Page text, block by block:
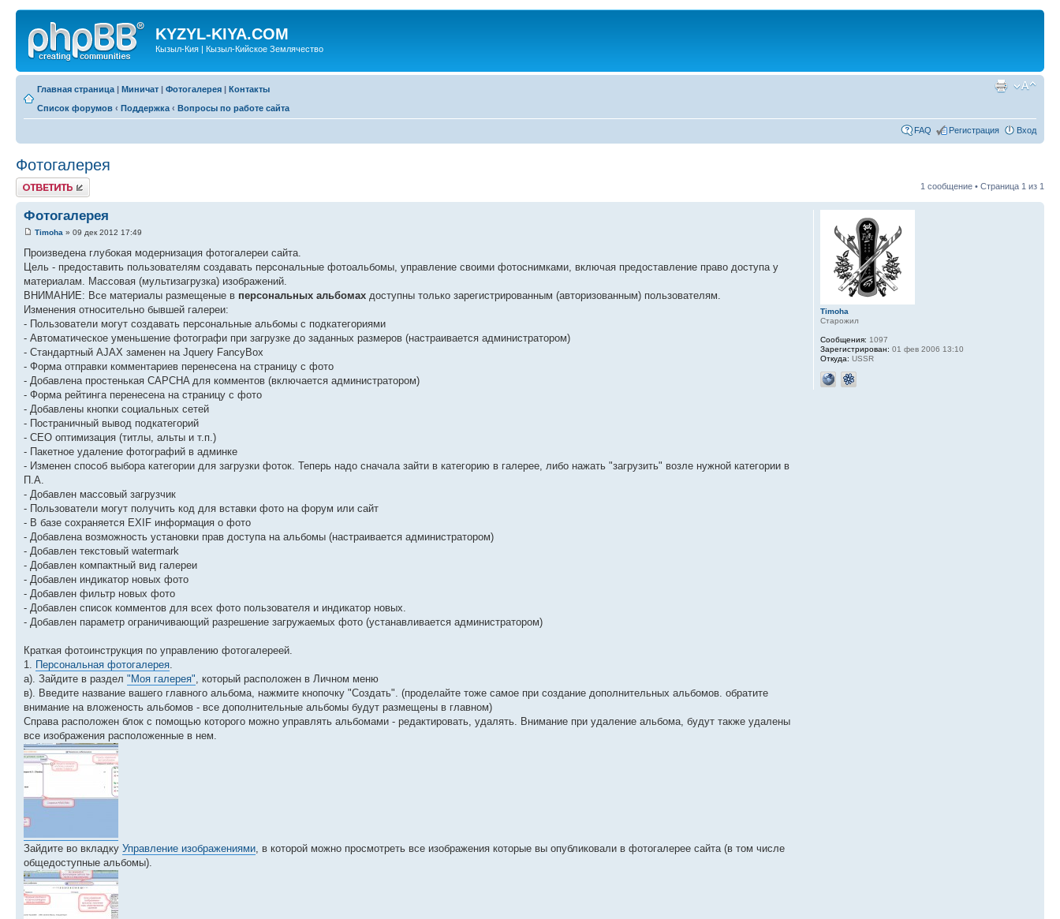
KYZYL-KIYA.COM
Кызыл-Кия | Кызыл-Кийское Землячество
Главная страница | Миничат | Фотогалерея | Контакты
Список форумов ‹ Поддержка ‹ Вопросы по работе сайта
FAQ Регистрация Вход
Фотогалерея
Ответить 1 сообщение • Страница 1 из 1
Фотогалерея
Timoha » 09 дек 2012 17:49
Произведена глубокая модернизация фотогалереи сайта.
Цель - предоставить пользователям создавать персональные фотоальбомы, управление своими фотоснимками, включая предоставление право доступа у
материалам. Массовая (мультизагрузка) изображений.
ВНИМАНИЕ: Все материалы размещеные в персональных альбомах доступны только зарегистрированным (авторизованным) пользователям.
Изменения относительно бывшей галереи:
- Пользователи могут создавать персональные альбомы с подкатегориями
- Автоматическое уменьшение фотографи при загрузке до заданных размеров (настраивается администратором)
- Стандартный AJAX заменен на Jquery FancyBox
- Форма отправки комментариев перенесена на страницу с фото
- Добавлена простенькая CAPCHA для комментов (включается администратором)
- Форма рейтинга перенесена на страницу с фото
- Добавлены кнопки социальных сетей
- Постраничный вывод подкатегорий
- СЕО оптимизация (титлы, альты и т.п.)
- Пакетное удаление фотографий в админке
- Изменен способ выбора категории для загрузки фоток. Теперь надо сначала зайти в категорию в галерее, либо нажать "загрузить" возле нужной категории в
П.А.
- Добавлен массовый загрузчик
- Пользователи могут получить код для вставки фото на форум или сайт
- В базе сохраняется EXIF информация о фото
- Добавлена возможность установки прав доступа на альбомы (настраивается администратором)
- Добавлен текстовый watermark
- Добавлен компактный вид галереи
- Добавлен индикатор новых фото
- Добавлен фильтр новых фото
- Добавлен список комментов для всех фото пользователя и индикатор новых.
- Добавлен параметр ограничивающий разрешение загружаемых фото (устанавливается администратором)
Краткая фотоинструкция по управлению фотогалереей.
1. Персональная фотогалерея
а). Зайдите в раздел "Моя галерея" , который расположен в Личном меню
в). Введите название вашего главного альбома, нажмите кнопочку "Создать". (проделайте тоже самое при создание дополнительных альбомов. обратите
внимание на вложеность альбомов - все дополнительные альбомы будут размещены в главном)
Справа расположен блок с помощью которого можно управлять альбомами - редактировать, удалять. Внимание при удаление альбома, будут также удалены
все изображения расположенные в нем.
Зайдите во вкладку Управление изображениями , в которой можно просмотреть все изображения которые вы опубликовали в фотогалерее сайта (в том числе
общедоступные альбомы).
Timoha
Старожил
Сообщения: 1097
Зарегистрирован: 01 фев 2006 13:10
Откуда: USSR